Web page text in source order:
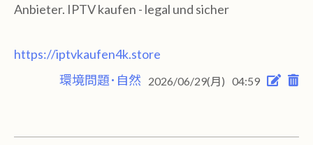
Anbieter. IPTV kaufen - legal und sicher
https://iptvkaufen4k.store
環境問題･自然
2026/06/29(月) 04:59